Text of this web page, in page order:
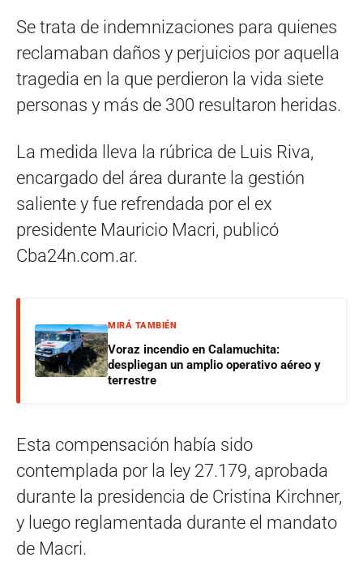
Se trata de indemnizaciones para quienes
reclamaban daños y perjuicios por aquella
tragedia en la que perdieron la vida siete
personas y más de 300 resultaron heridas.
La medida lleva la rúbrica de Luis Riva,
encargado del área durante la gestión
saliente y fue refrendada por el ex
presidente Mauricio Macri, publicó
Cba24n.com.ar.
MIRÁ TAMBIÉN
Voraz incendio en Calamuchita:
despliegan un amplio operativo aéreo y
terrestre
Esta compensación había sido
contemplada por la ley 27.179, aprobada
durante la presidencia de Cristina Kirchner,
y luego reglamentada durante el mandato
de Macri.